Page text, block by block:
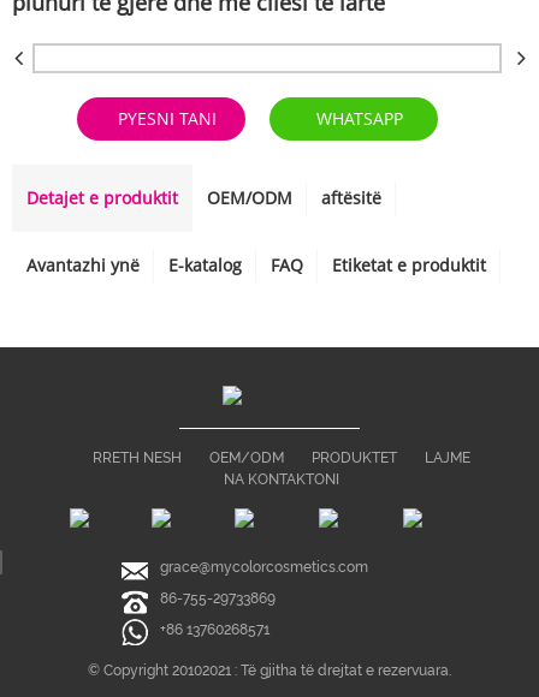
PYESNI TANI WHATSAPP
Detajet e produktit OEM/ODM aftësitë
Avantazhi ynë E-katalog FAQ Etiketat e produktit
RRETH NESH OEM/ODM PRODUKTET
LAJME
NA KONTAKTONI
grace@mycolorcosmetics.com
86-755-29733869
+86 13760268571
© Copyright 20102021 : Të gjitha të drejtat e rezervuara.